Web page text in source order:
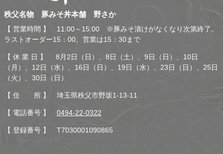
秩父名物 豚みそ丼本舗 野
秩父名物 豚みそ丼本舗 野さか
【 営業時間 】 11:00～15:00 ※豚みそ漬けがなくなり次第終了。
ラストオーダー15：00、営業は15：30まで
【 休 業 日 】 8月2日（日）、8日（土）、9日（日）、10日
（月）、12日（水）、16日（日）、19日（水）、23日（日）、25日
（火）、30日（日）
【 住 所 】 埼玉県秩父市野坂1-13-11
【 電話番号 】 0494-22-0322
【 登録番号 】 T7030001090865